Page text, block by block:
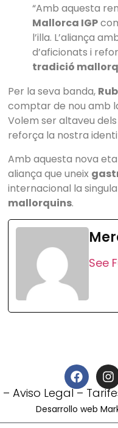
“Amb aquesta
Mallorca IGP
l’illa. L’aliança
d’aficionats i
tradició
Per la seva banda,
comptar de nou amb
Volem ser altaveu
reforça la nostra
Amb aquesta nova
aliança que uneix
internacional la
mallorquins.
See
– Aviso Legal–
Desarrollo web